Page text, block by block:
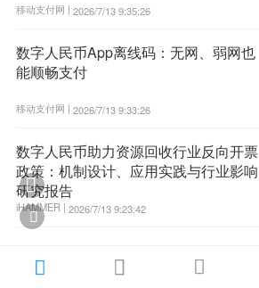
移动支付网 | 2026/7/13 9:35:26
数字人民币App离线码：无网、弱网也
能顺畅支付
移动支付网 | 2026/7/13 9:33:26
数字人民币助力资源回收行业反向开票
政策：机制设计、应用实践与行业影响
研究报告
iHAMMER | 2026/7/13 9:23:42
  

